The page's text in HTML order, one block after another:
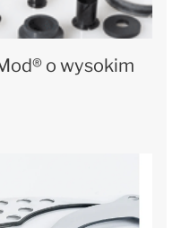
o wysokim